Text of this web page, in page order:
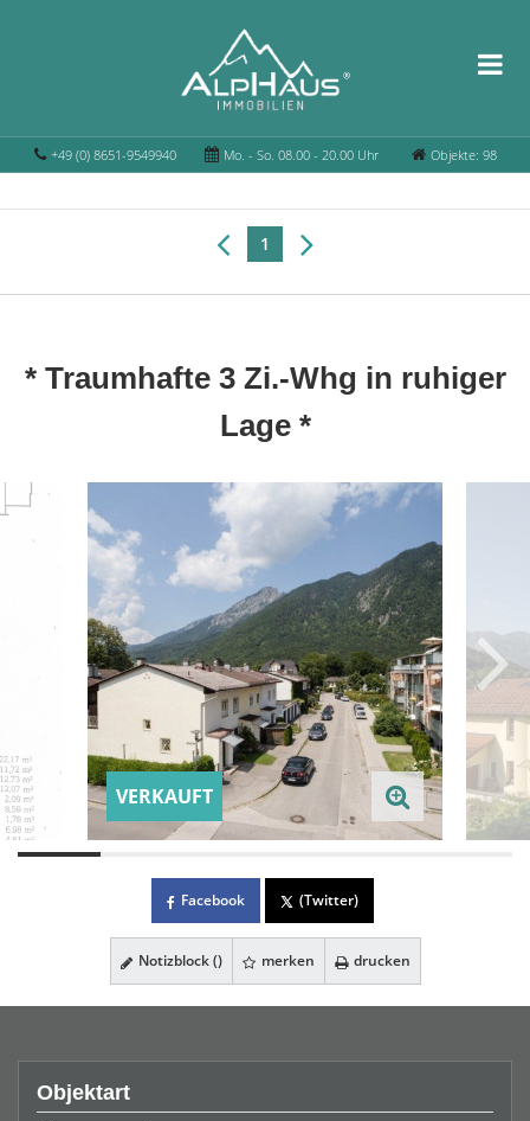
+49 (0) 8651-9549940 Mo. - So. 08.00 - 20.00 Uhr Objekte: 98
1
* Traumhafte 3 Zi.-Whg in ruhiger
Lage *
VERKAUFT
Facebook (Twitter)
Notizblock () merken drucken
Objektart